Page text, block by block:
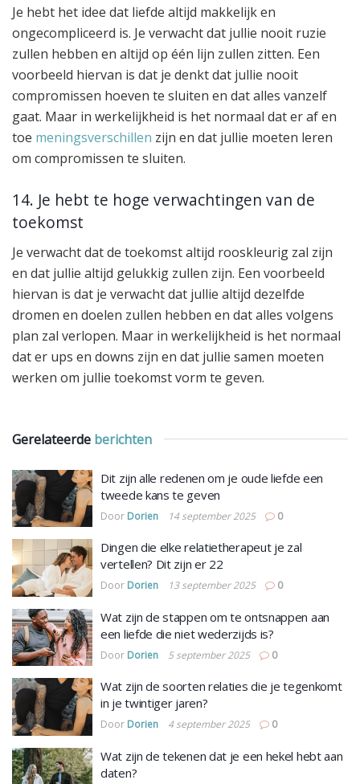
Je hebt het idee dat liefde altijd makkelijk en
ongecompliceerd is. Je verwacht dat jullie nooit ruzie
zullen hebben en altijd op één lijn zullen zitten. Een
voorbeeld hiervan is dat je denkt dat jullie nooit
compromissen hoeven te sluiten en dat alles vanzelf
gaat. Maar in werkelijkheid is het normaal dat er af en
toe meningsverschillen zijn en dat jullie moeten leren
om compromissen te sluiten.
14. Je hebt te hoge verwachtingen van de
toekomst
Je verwacht dat de toekomst altijd rooskleurig zal zijn
en dat jullie altijd gelukkig zullen zijn. Een voorbeeld
hiervan is dat je verwacht dat jullie altijd dezelfde
dromen en doelen zullen hebben en dat alles volgens
plan zal verlopen. Maar in werkelijkheid is het normaal
dat er ups en downs zijn en dat jullie samen moeten
werken om jullie toekomst vorm te geven.
Gerelateerde berichten
Dit zijn alle redenen om je oude liefde een
tweede kans te geven
Door Dorien 14 september 2025 0
Dingen die elke relatietherapeut je zal
vertellen? Dit zijn er 22
Door Dorien 13 september 2025 0
Wat zijn de stappen om te ontsnappen aan
een liefde die niet wederzijds is?
Door Dorien 5 september 2025 0
Wat zijn de soorten relaties die je tegenkomt
in je twintiger jaren?
Door Dorien 4 september 2025 0
Wat zijn de tekenen dat je een hekel hebt aan
daten?